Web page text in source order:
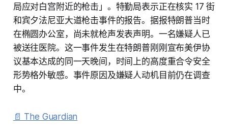
局应对白宫附近的枪击」。特勤局表示正在核实 17 街
和宾夕法尼亚大道枪击事件的报告。据报特朗普当时
在椭圆办公室，尚未就枪声发表声明。一名嫌疑人已
被送往医院。这一事件发生在特朗普刚刚宣布美伊协
议基本达成的同一天晚间，时间上的高度重合令安全
形势格外敏感。事件原因及嫌疑人动机目前仍在调查
中。
📄 The Guardian